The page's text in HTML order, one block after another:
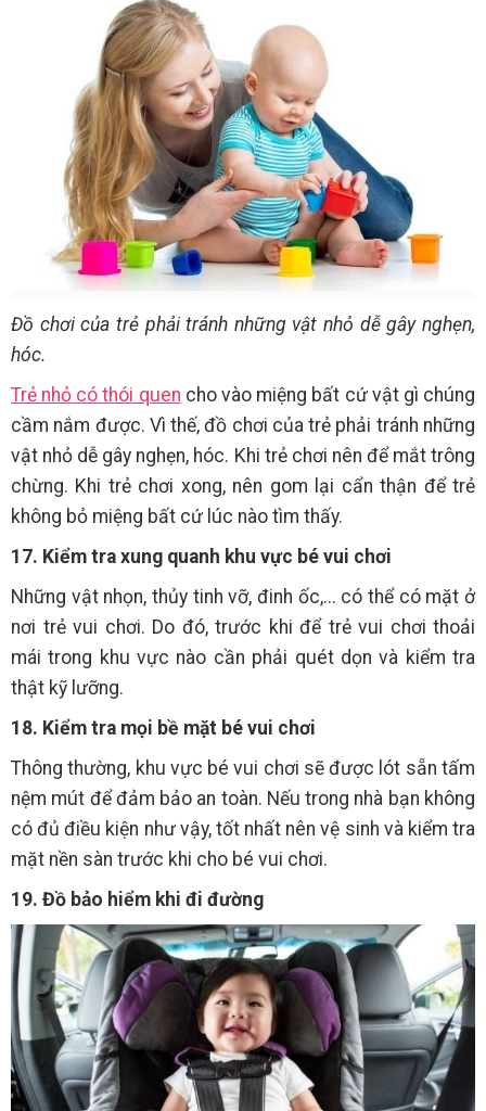
Đồ chơi của trẻ phải tránh những vật nhỏ dễ gây nghẹn,
hóc.
Trẻ nhỏ có thói quen cho vào miệng bất cứ vật gì chúng
cầm nắm được. Vì thế, đồ chơi của trẻ phải tránh những
vật nhỏ dễ gây nghẹn, hóc. Khi trẻ chơi nên để mắt trông
chừng. Khi trẻ chơi xong, nên gom lại cẩn thận để trẻ
không bỏ miệng bất cứ lúc nào tìm thấy.
17. Kiểm tra xung quanh khu vực bé vui chơi
Những vật nhọn, thủy tinh vỡ, đinh ốc,... có thể có mặt ở
nơi trẻ vui chơi. Do đó, trước khi để trẻ vui chơi thoải
mái trong khu vực nào cần phải quét dọn và kiểm tra
thật kỹ lưỡng.
18. Kiểm tra mọi bề mặt bé vui chơi
Thông thường, khu vực bé vui chơi sẽ được lót sẵn tấm
nệm mút để đảm bảo an toàn. Nếu trong nhà bạn không
có đủ điều kiện như vậy, tốt nhất nên vệ sinh và kiểm tra
mặt nền sàn trước khi cho bé vui chơi.
19. Đồ bảo hiểm khi đi đường